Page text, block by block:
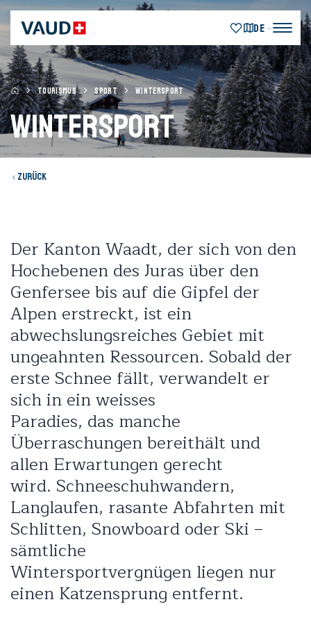
DE
TOURISMUS SPORT WINTERSPORT
Wintersport
Zurück
Der Kanton Waadt, der sich von den
Hochebenen des Juras über den
Genfersee bis auf die Gipfel der
Alpen erstreckt, ist ein
abwechslungsreiches Gebiet mit
ungeahnten Ressourcen. Sobald der
erste Schnee fällt, verwandelt er
sich in ein weisses
Paradies, das manche
Überraschungen bereithält und
allen Erwartungen gerecht
wird. Schneeschuhwandern,
Langlaufen, rasante Abfahrten mit
Schlitten, Snowboard oder Ski –
sämtliche
Wintersportvergnügen liegen nur
einen Katzensprung entfernt.